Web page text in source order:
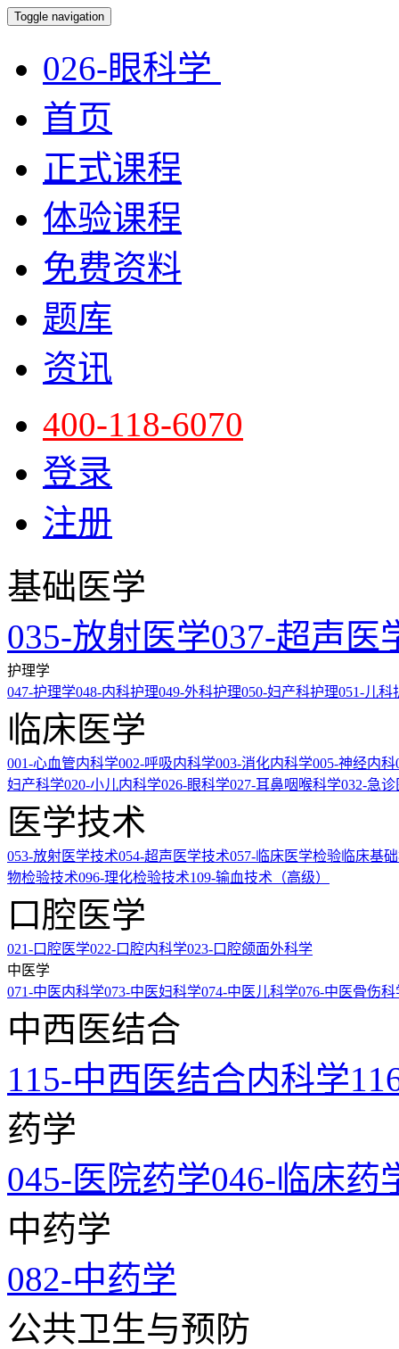
Toggle navigation
026-眼科学
首页
正式课程
体验课程
免费资料
题库
资讯
400-118-6070
登录
注册
基础医学
035-放射医学037-超声医
护理学
047-护理学048-内科护理049-外科护理050-妇产科护理051-儿科
临床医学
001-心血管内科学002-呼吸内科学003-消化内科学005-神经内科
妇产科学020-小儿内科学026-眼科学027-耳鼻咽喉科学032-急
医学技术
053-放射医学技术054-超声医学技术057-临床医学检验临床基
物检验技术096-理化检验技术109-输血技术（高级）
口腔医学
021-口腔医学022-口腔内科学023-口腔颌面外科学
中医学
071-中医内科学073-中医妇科学074-中医儿科学076-中医骨伤科
中西医结合
115-中西医结合内科学
药学
045-医院药学046-临床药
中药学
082-中药学
公共卫生与预防